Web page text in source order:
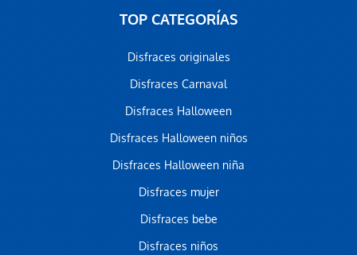
TOP CATEGORÍAS
Disfraces originales
Disfraces Carnaval
Disfraces Halloween
Disfraces Halloween niños
Disfraces Halloween niña
Disfraces mujer
Disfraces bebe
Disfraces niños